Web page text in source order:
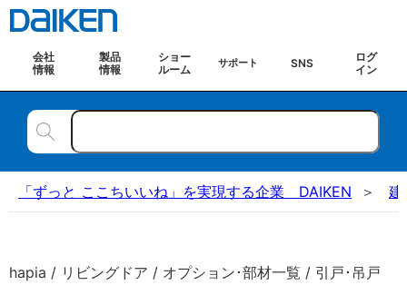
会社
情報
製品
情報
ショー
ルーム
サポート SNS
ログ
イン
「ずっと ここちいいね」を実現する企業 DAIKEN 建
hapia / リビングドア / オプション･部材一覧 / 引戸･吊戸